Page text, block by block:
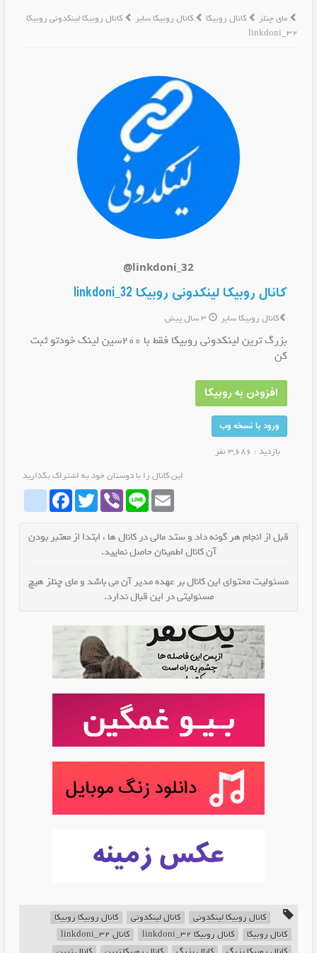
مای چنلز کانال روبیکا کانال روبیکا سایر
کانال روبیکا لینکدونی روبیکا
linkdoni_32
@linkdoni_32
کانال روبیکا لینکدونی روبیکا linkdoni_32
کانال روبیکا سایر 3 سال پیش
بزرگ ترین لینکدونی روبیکا فقط با 200سین لینک خودتو ثبت
کن
افزودن به روبیکا
ورود با نسخه وب
بازدید : 3,686 نفر
این کانال را با دوستان خود به اشتراک بگذارید
whatrubikaFacebookTwitter Viber Line Email
قبل از انجام هر گونه داد و ستد مالی در کانال ها ، ابتدا از معتبر بودن
آن کانال اطمینان حاصل نمایید.
مسئولیت محتوای این کانال بر عهده مدیر آن می باشد و مای چنلز هیچ
مسئولیتی در این قبال ندارد.
کانال روبیکا لینکدونی کانال لینکدونی
کانال روبیکا روبیکا
کانال روبیکا
کانال روبیکا linkdoni_32
کانال linkdoni_32